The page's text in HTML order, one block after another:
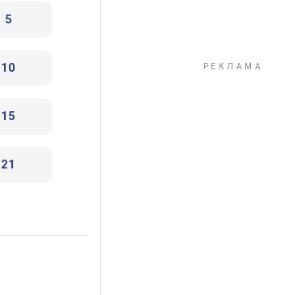
5
10
15
21